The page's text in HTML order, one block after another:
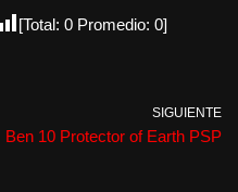
[Total: 0Promedio: 0]
SIGUIENTE
Ben 10 Protector of Earth PSP